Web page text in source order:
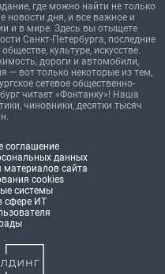
где можно найти не только
новости дня, и все важное и
и в мире. Здесь вы отыщете
Санкт-Петербурга, последние
культуре, искусстве.
дороги и автомобили,
— вот только некоторые из тем,
сетевое общественно-
читает «Фонтанку»! Наша
чиновники, десятки тысяч
соглашение
данных
сайта
cookies
системы
сфере ИТ